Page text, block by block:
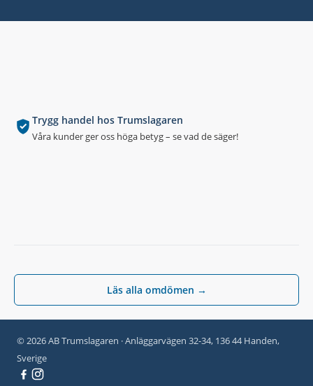
© 2026 AB Trumslagaren · Anläggarvägen 32-34, 136 44 Handen,
Sverige
Trygg handel hos Trumslagaren
Våra kunder ger oss höga betyg – se vad de säger!
Läs alla omdömen →